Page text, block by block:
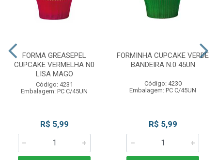
FORMA GREASEPEL
CUPCAKE VERMELHA N0
LISA MAGO
Código: 4231
Embalagem: PC C/45UN
R$ 5,99
FORMINHA CUPCAKE VERDE
BANDEIRA N.0 45UN
Código: 4230
Embalagem: PC C/45UN
R$ 5,99